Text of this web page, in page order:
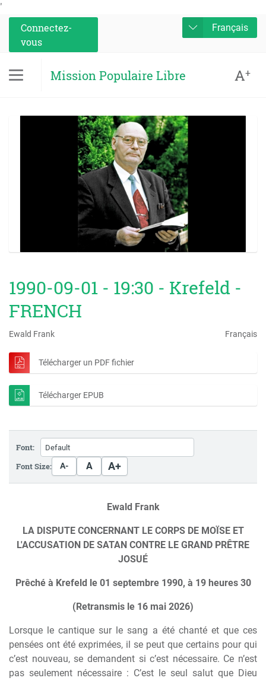
'
Connectez-
vous
Français
Mission Populaire Libre A+
1990-09-01 - 19:30 - Krefeld -
FRENCH
Ewald Frank Français
Télécharger un PDF fichier
Télécharger EPUB
Font:
Font Size:
A- A A+
Ewald Frank
LA DISPUTE CONCERNANT LE CORPS DE MOÏSE ET
L'ACCUSATION DE SATAN CONTRE LE GRAND PRÊTRE
JOSUÉ
Prêché à Krefeld le 01 septembre 1990, à 19 heures 30
(Retransmis le 16 mai 2026)
Lorsque le cantique sur le sang a été chanté et que ces
pensées ont été exprimées, il se peut que certains pour qui
c’est nouveau, se demandent si c’est nécessaire. Ce n’est
pas seulement nécessaire : C’est le seul salut que Dieu